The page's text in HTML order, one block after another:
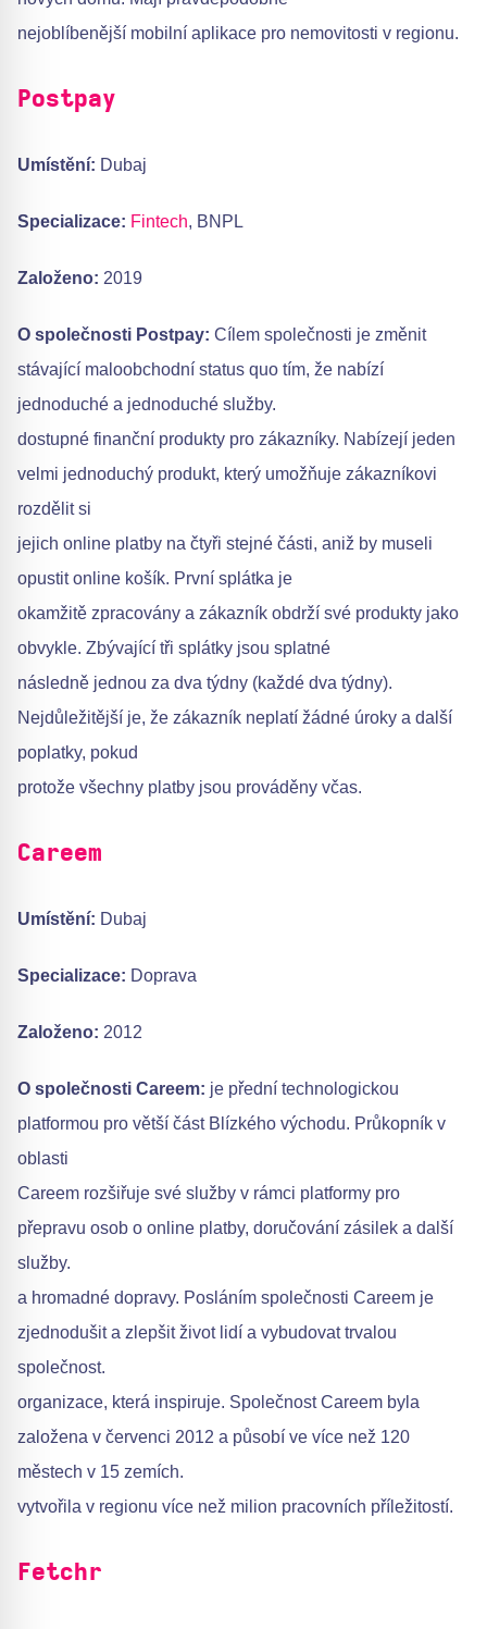
nejoblíbenější mobilní aplikace pro nemovitosti v regionu.
Postpay
Umístění: Dubaj
Specializace: Fintech, BNPL
Založeno: 2019
O společnosti Postpay: Cílem společnosti je změnit
stávající maloobchodní status quo tím, že nabízí
jednoduché a jednoduché služby.
dostupné finanční produkty pro zákazníky. Nabízejí jeden
velmi jednoduchý produkt, který umožňuje zákazníkovi
rozdělit si
jejich online platby na čtyři stejné části, aniž by museli
opustit online košík. První splátka je
okamžitě zpracovány a zákazník obdrží své produkty jako
obvykle. Zbývající tři splátky jsou splatné
následně jednou za dva týdny (každé dva týdny).
Nejdůležitější je, že zákazník neplatí žádné úroky a další
poplatky, pokud
protože všechny platby jsou prováděny včas.
Careem
Umístění: Dubaj
Specializace: Doprava
Založeno: 2012
O společnosti Careem: je přední technologickou
platformou pro větší část Blízkého východu. Průkopník v
oblasti
Careem rozšiřuje své služby v rámci platformy pro
přepravu osob o online platby, doručování zásilek a další
služby.
a hromadné dopravy. Posláním společnosti Careem je
zjednodušit a zlepšit život lidí a vybudovat trvalou
společnost.
organizace, která inspiruje. Společnost Careem byla
založena v červenci 2012 a působí ve více než 120
městech v 15 zemích.
vytvořila v regionu více než milion pracovních příležitostí.
Fetchr